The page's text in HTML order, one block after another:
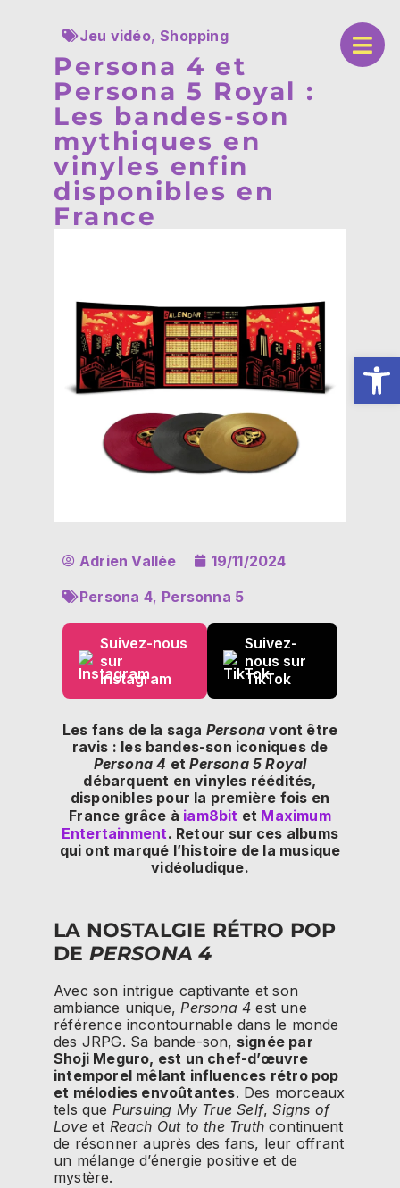
Jeu vidéo,Shopping
Persona 4 et
Persona 5 Royal :
Les bandes-son
mythiques en
vinyles enfin
disponibles en
France
Adrien Vallée
19/11/2024
Persona 4, Personna 5
Suivez-nous
sur
Instagram
Suivez-
nous sur
TikTok
Les fans de la saga Persona vont être
ravis : les bandes-son iconiques de
Persona 4 etPersona 5 Royal
débarquent en vinyles réédités,
disponibles pour la première fois en
France grâce à iam8bit et Maximum
Entertainment. Retour sur ces albums
qui ont marqué l’histoire de la musique
vidéoludique.
LA NOSTALGIE RÉTRO POP
DE PERSONA 4
Avec son intrigue captivante et son
ambiance unique,Persona 4 est une
référence incontournable dans le monde
des JRPG. Sa bande-son, signée par
Shoji Meguro, est un chef-d’œuvre
intemporel mêlant influences rétro pop
et mélodies envoûtantes. Des morceaux
tels que Pursuing My True Self,Signs of
Loveet Reach Out to the Truth continuent
de résonner auprès des fans, leur offrant
un mélange d’énergie positive et de
mystère.